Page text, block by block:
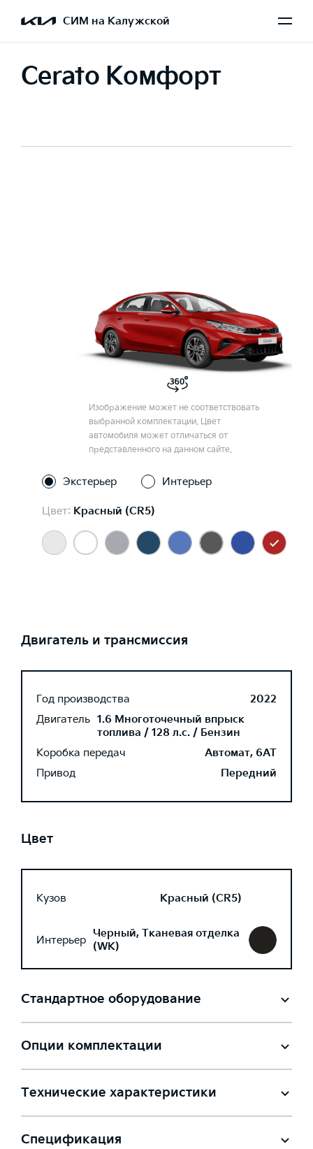
СИМ на Калужской
Cerato Комфорт
Изображение может не соответствовать
выбранной комплектации. Цвет
автомобиля может отличаться от
представленного на данном сайте.
Экстерьер Интерьер
Цвет: Красный (CR5)
Двигатель и трансмиссия
Год производства
2022
Двигатель 1.6 Многоточечный впрыск
топлива / 128 л.с. / Бензин
Коробка передач
Автомат, 6AT
Привод
Передний
Цвет
Кузов Красный (CR5)
Интерьер Черный, Тканевая отделка
(WK)
Стандартное оборудование
Опции комплектации
Технические характеристики
Спецификация